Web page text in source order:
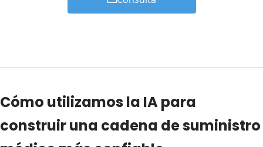
Cómo utilizamos la IA para
construir una cadena de suministro